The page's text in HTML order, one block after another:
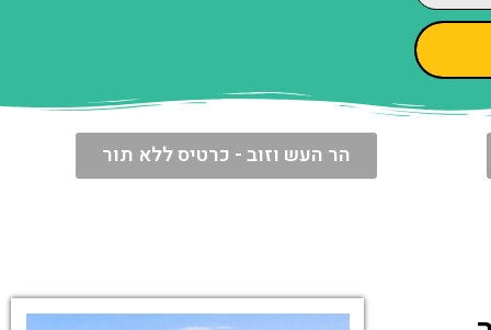
הר העש וזוב - כרטיס ללא תור